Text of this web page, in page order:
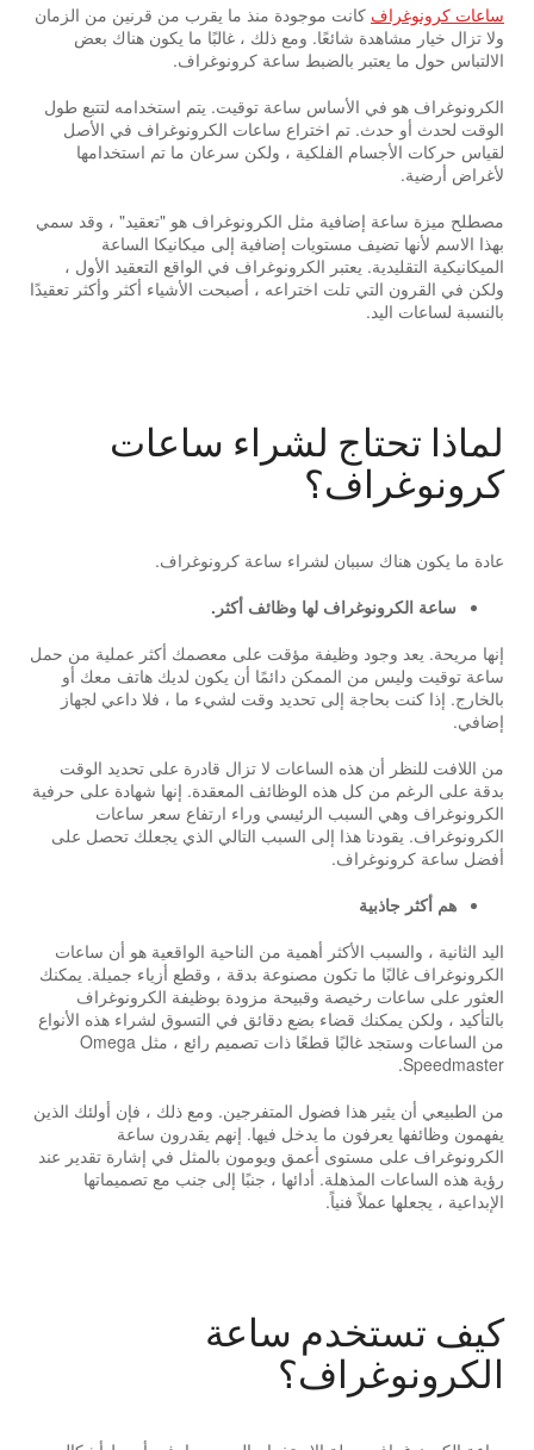
ساعات كرونوغراف كانت موجودة منذ ما يقرب من قرنين من الزمان
ولا تزال خيار مشاهدة شائعًا. ومع ذلك ، غالبًا ما يكون هناك بعض
الالتباس حول ما يعتبر بالضبط ساعة كرونوغراف.
الكرونوغراف هو في الأساس ساعة توقيت. يتم استخدامه لتتبع طول
الوقت لحدث أو حدث. تم اختراع ساعات الكرونوغراف في الأصل
لقياس حركات الأجسام الفلكية ، ولكن سرعان ما تم استخدامها
لأغراض أرضية.
مصطلح ميزة ساعة إضافية مثل الكرونوغراف هو "تعقيد" ، وقد سمي
بهذا الاسم لأنها تضيف مستويات إضافية إلى ميكانيكا الساعة
الميكانيكية التقليدية. يعتبر الكرونوغراف في الواقع التعقيد الأول ،
ولكن في القرون التي تلت اختراعه ، أصبحت الأشياء أكثر وأكثر تعقيدًا
بالنسبة لساعات اليد.
لماذا تحتاج لشراء ساعات
كرونوغراف؟
عادة ما يكون هناك سببان لشراء ساعة كرونوغراف.
ساعة الكرونوغراف لها وظائف أكثر.
إنها مريحة. يعد وجود وظيفة مؤقت على معصمك أكثر عملية من حمل
ساعة توقيت وليس من الممكن دائمًا أن يكون لديك هاتف معك أو
بالخارج. إذا كنت بحاجة إلى تحديد وقت لشيء ما ، فلا داعي لجهاز
إضافي.
من اللافت للنظر أن هذه الساعات لا تزال قادرة على تحديد الوقت
بدقة على الرغم من كل هذه الوظائف المعقدة. إنها شهادة على حرفية
الكرونوغراف وهي السبب الرئيسي وراء ارتفاع سعر ساعات
الكرونوغراف. يقودنا هذا إلى السبب التالي الذي يجعلك تحصل على
أفضل ساعة كرونوغراف.
هم أكثر جاذبية
اليد الثانية ، والسبب الأكثر أهمية من الناحية الواقعية هو أن ساعات
الكرونوغراف غالبًا ما تكون مصنوعة بدقة ، وقطع أزياء جميلة. يمكنك
العثور على ساعات رخيصة وقبيحة مزودة بوظيفة الكرونوغراف
بالتأكيد ، ولكن يمكنك قضاء بضع دقائق في التسوق لشراء هذه الأنواع
من الساعات وستجد غالبًا قطعًا ذات تصميم رائع ، مثل Omega
Speedmaster.
من الطبيعي أن يثير هذا فضول المتفرجين. ومع ذلك ، فإن أولئك الذين
يفهمون وظائفها يعرفون ما يدخل فيها. إنهم يقدرون ساعة
الكرونوغراف على مستوى أعمق ويومون بالمثل في إشارة تقدير عند
رؤية هذه الساعات المذهلة. أدائها ، جنبًا إلى جنب مع تصميماتها
الإبداعية ، يجعلها عملاً فنياً.
كيف تستخدم ساعة
الكرونوغراف؟